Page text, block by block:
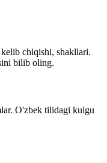
chiqishi, shakllari.
bilib oling.
O'zbek tilidagi kulgu